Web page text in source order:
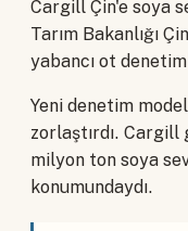
Cargill Çin'e soya
Tarım Bakanlığı
yabancı ot
Yeni denetim
zorlaştırdı. Cargill
milyon ton soya
konumundaydı.